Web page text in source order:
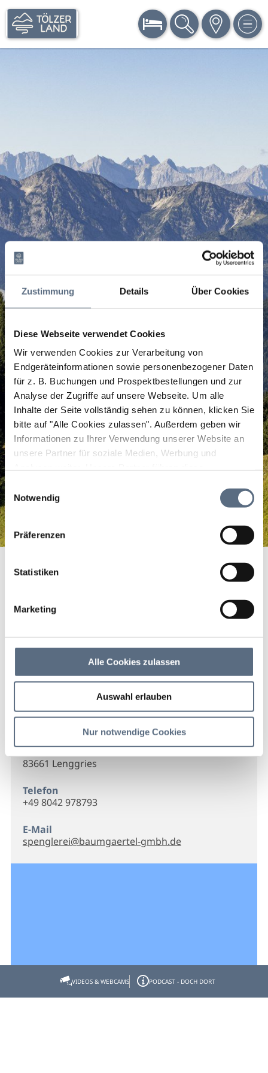
Zustimmung Details Über Cookies
Diese Webseite verwendet Cookies
Wir verwenden Cookies zur Verarbeitung von
Endgeräteinformationen sowie personenbezogener Daten
für z. B. Buchungen und Prospektbestellungen und zur
Analyse der Zugriffe auf unsere Webseite. Um alle
Inhalte der Seite vollständig sehen zu können, klicken Sie
bitte auf "Alle Cookies zulassen". Außerdem geben wir
Informationen zu Ihrer Verwendung unserer Website an
unsere Partner für soziale Medien, Werbung und
zusammen, die Sie ihnen bereitgestellt haben oder die
sie im Rahmen Ihrer Nutzung der Dienste gesammelt
Einwilligungsauswahl
Notwendig
Präferenzen
Statistiken
Marketing
Alle Cookies zulassen
Auswahl erlauben
Nur notwendige Cookies
BUCHEN SUCHE KARTE MENÜ
Baumgärtel GmbH
Kontakt
Peter Baumgärtel GmbH
Scharfreiterstr. 32
83661 Lenggries
Telefon
+49 8042 978793
E-Mail
spenglerei@baumgaertel-gmbh.de
VIDEOS & WEBCAMS PODCAST - DOCH DORT